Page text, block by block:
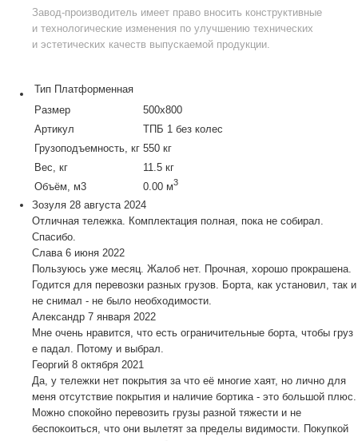
Завод-производитель имеет право вносить конструктивные
и технологические изменения по улучшению технических
и эстетических качеств выпускаемой продукции.
Тип Платформенная
Размер
500х800
Артикул
ТПБ 1 без колес
Грузоподъемность, кг 550 кг
Вес, кг
11.5 кг
Объём, м3
0.00 м3
Зозуля 28 августа 2024
Отличная тележка. Комплектация полная, пока не собирал.
Спасибо.
Слава 6 июня 2022
Пользуюсь уже месяц. Жалоб нет. Прочная, хорошо прокрашена.
Годится для перевозки разных грузов. Борта, как установил, так и
не снимал - не было необходимости.
Александр 7 января 2022
Мне очень нравится, что есть ограничительные борта, чтобы груз
е падал. Потому и выбрал.
Георгий 8 октября 2021
Да, у тележки нет покрытия за что её многие хаят, но лично для
меня отсутствие покрытия и наличие бортика - это большой плюс.
Можно спокойно перевозить грузы разной тяжести и не
беспокоиться, что они вылетят за пределы видимости. Покупкой